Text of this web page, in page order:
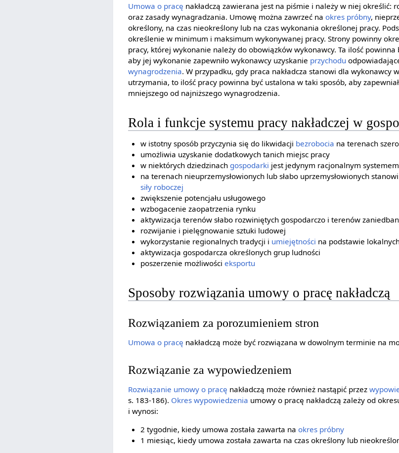
Umowa o pracę nakładczą zawierana jest na piśmie i należy w niej określić:
oraz zasady wynagradzania. Umowę można zawrzeć naokres próbny,
określony, na czas nieokreślony lub na czas wykonania określonej pracy.
określenie w minimum i maksimum wykonywanej pracy. Strony powinny
pracy, której wykonanie należy do obowiązków wykonawcy. Ta ilość
aby jej wykonanie zapewniło wykonawcy uzyskanie przychodu
wynagrodzenia. W przypadku, gdy praca nakładcza stanowi dla wykonawcy
utrzymania, to ilość pracy powinna być ustalona w taki sposób, aby
mniejszego od najniższego wynagrodzenia.
Rola i funkcje systemu pracy nakładczej w
w istotny sposób przyczynia się do likwidacji bezrobocia na terenach
umożliwia uzyskanie dodatkowych tanich miejsc pracy
w niektórych dziedzinach gospodarki jest jedynym racjonalnym
na terenach nieuprzemysłowionych lub słabo uprzemysłowionych
siły roboczej
zwiększenie potencjału usługowego
wzbogacenie zaopatrzenia rynku
aktywizacja terenów słabo rozwiniętych gospodarczo i terenów
rozwijanie i pielęgnowanie sztuki ludowej
wykorzystanie regionalnych tradycji i umiejętności na podstawie
aktywizacja gospodarcza określonych grup ludności
poszerzenie możliwości eksportu
Sposoby rozwiązania umowy o pracę nakładczą
Rozwiązaniem za porozumieniem stron
Umowa o pracę nakładczą może być rozwiązana w dowolnym terminie na
Rozwiązanie za wypowiedzeniem
Rozwiązanie umowy o pracę nakładczą może również nastąpić przez
s. 183-186). Okres wypowiedzenia umowy o pracę nakładczą zależy od
i wynosi:
2 tygodnie, kiedy umowa została zawarta na okres próbny
1 miesiąc, kiedy umowa została zawarta na czas określony lub